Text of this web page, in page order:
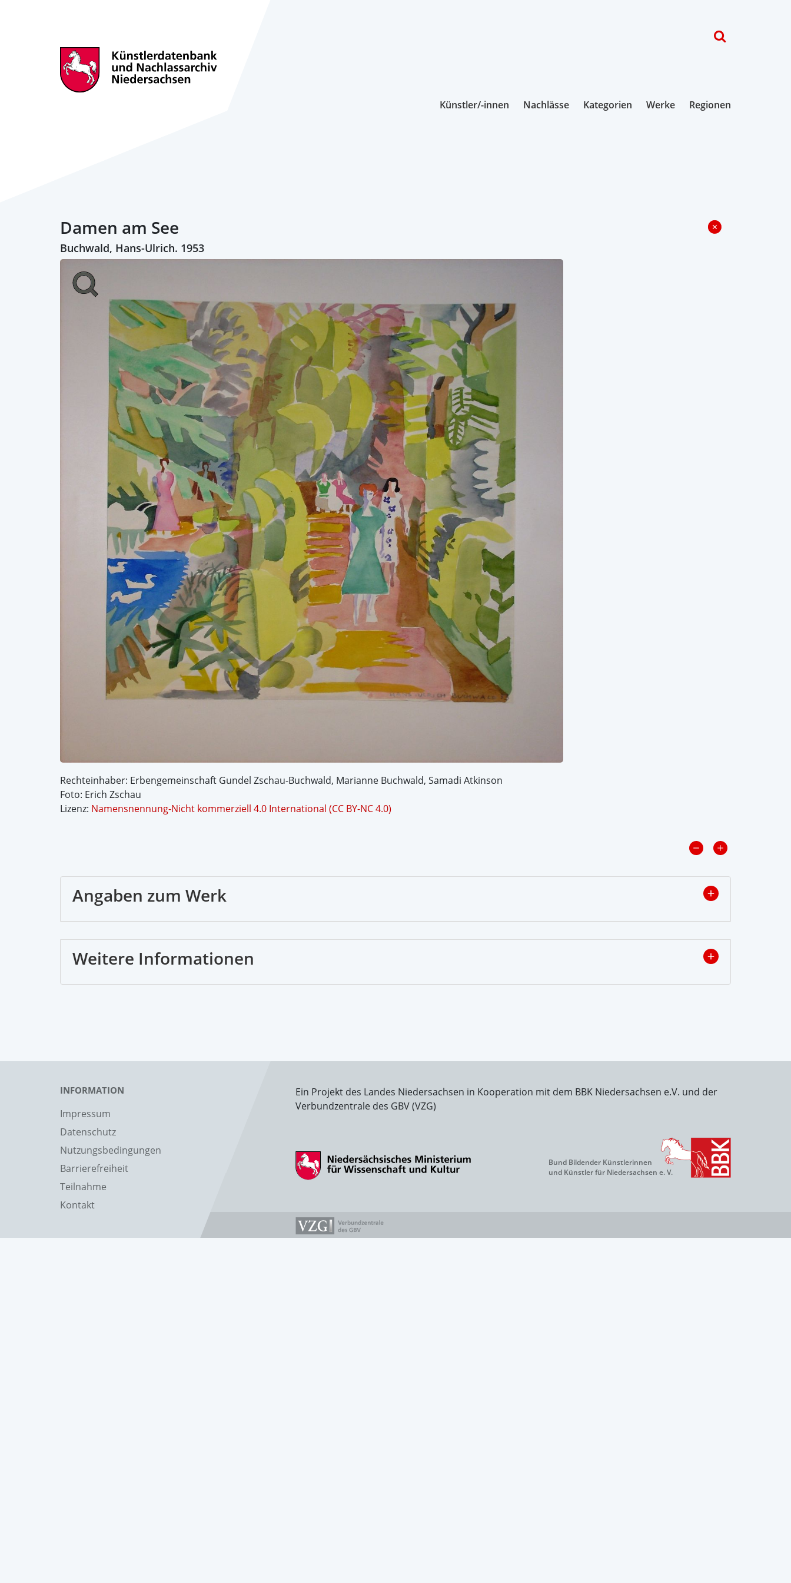
Künstler/-innen Nachlässe Kategorien Werke Regionen
Damen am See
Buchwald, Hans-Ulrich. 1953
Rechteinhaber: Erbengemeinschaft Gundel Zschau-Buchwald, Marianne Buchwald, Samadi Atkinson
Foto: Erich Zschau
Lizenz: Namensnennung-Nicht kommerziell 4.0 International (CC BY-NC 4.0)
Angaben zum Werk
Weitere Informationen
INFORMATION
Impressum
Datenschutz
Nutzungsbedingungen
Barrierefreiheit
Teilnahme
Kontakt
Ein Projekt des Landes Niedersachsen in Kooperation mit dem BBK Niedersachsen e.V. und der
Verbundzentrale des GBV (VZG)
Bund Bildender Künstlerinnen
und Künstler für Niedersachsen e. V.